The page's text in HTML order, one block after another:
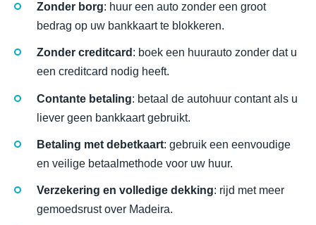
Zonder borg: huur een auto zonder een groot
bedrag op uw bankkaart te blokkeren.
Zonder creditcard : boek een huurauto zonder dat u
een creditcard nodig heeft.
Contante betaling: betaal de autohuur contant als u
liever geen bankkaart gebruikt.
Betaling met debetkaart: gebruik een eenvoudige
en veilige betaalmethode voor uw huur.
Verzekering en volledige dekking: rijd met meer
gemoedsrust over Madeira.